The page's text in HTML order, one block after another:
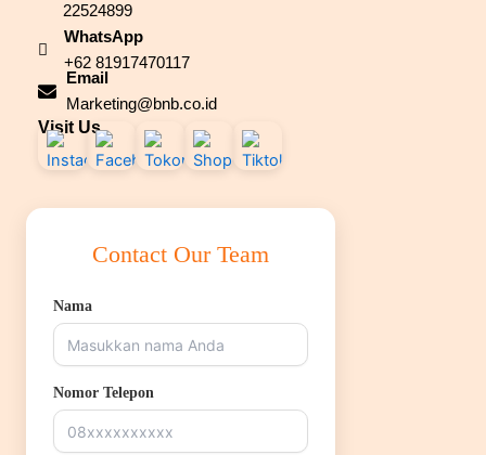
22524899
WhatsApp
+62 81917470117
Email
Marketing@bnb.co.id
Visit Us
Contact Our Team
Nama
Nomor Telepon